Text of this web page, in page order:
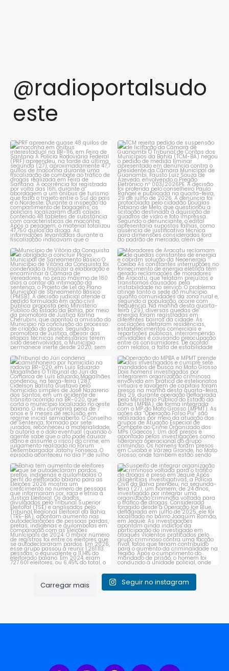
@radioportalsudo
este
PRF apreende quase 48 quilos
de maconha em ônibus...
1 0
TCM rejeita pedido de
suspensão de licitação da...
1 0
Município de Vitória da
Conquista é obrigado a...
1 0
Moradores de Aracatu
reclamam de quedas
constantes ...
1 0
Tribunal do Júri condena
caminhoneiro por...
1 0
Operação do MPBA e MPMT
prende dois investigados e...
1 0
Bahia tem aumento de eleitores
que se autodeclaram...
1 0
Suspeito de integrar
organização criminosa
voltada...
1 0
Carregar mais Seguir no instagram